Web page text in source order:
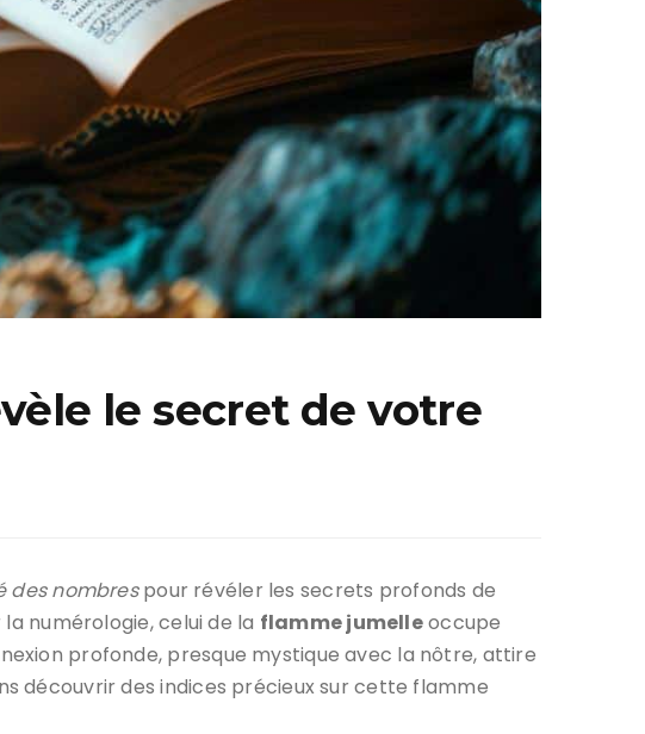
le secret de votre
des nombrespour révéler les secrets profonds de
numérologie, celui de la flamme jumelleoccupe
profonde, presque mystique avec la nôtre, attire
découvrir des indices précieux sur cette flamme